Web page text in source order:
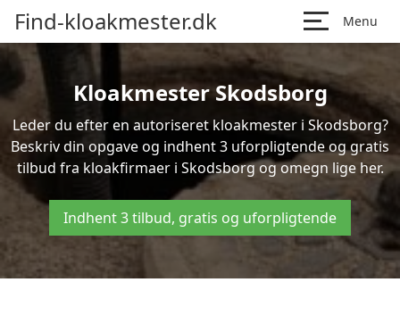
Find-kloakmester.dk Menu
Kloakmester Skodsborg
Leder du efter en autoriseret kloakmester i Skodsborg?
Beskriv din opgave og indhent 3 uforpligtende og gratis
tilbud fra kloakfirmaer i Skodsborg og omegn lige her.
Indhent 3 tilbud, gratis og uforpligtende